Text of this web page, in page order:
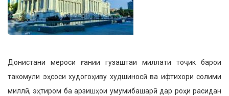
Донистани мероси ғании гузаштаи миллати тоҷик барои
такомули эҳсоси худогоҳиву худшиносӣ ва ифтихори солими
миллӣ, эҳтиром ба арзишҳои умумибашарӣ дар роҳи расидан